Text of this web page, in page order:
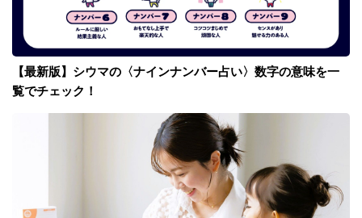
【最新版】シウマの〈ナインナンバー占い〉数字の意味を一
覧でチェック！